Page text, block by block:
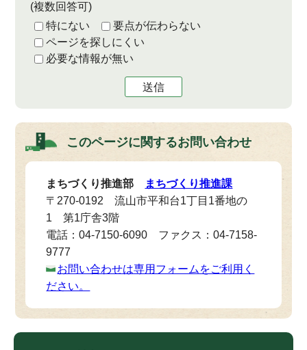
(複数回答可)
特にない
要点が伝わらない
ページを探しにくい
必要な情報が無い
送信
このページに関するお問い合わせ
まちづくり推進部
まちづくり推進課
〒270-0192 流山市平和台1丁目1番地の
1 第1庁舎3階
電話：04-7150-6090 ファクス：04-7158-
9777
お問い合わせは専用フォームをご利用く
ださい。